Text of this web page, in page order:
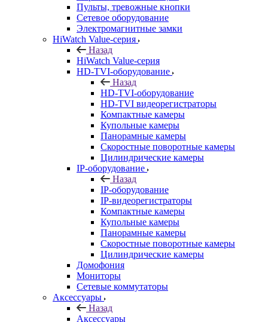
Пульты, тревожные кнопки
Сетевое оборудование
Электромагнитные замки
HiWatch Value-серия
Назад
HiWatch Value-серия
HD-TVI-оборудование
Назад
HD-TVI-оборудование
HD-TVI видеорегистраторы
Компактные камеры
Купольные камеры
Панорамные камеры
Скоростные поворотные камеры
Цилиндрические камеры
IP-оборудование
Назад
IP-оборудование
IP-видеорегистраторы
Компактные камеры
Купольные камеры
Панорамные камеры
Скоростные поворотные камеры
Цилиндрические камеры
Домофония
Мониторы
Сетевые коммутаторы
Аксессуары
Назад
Аксессуары